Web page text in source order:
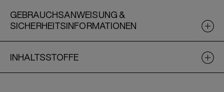
GEBRAUCHSANWEISUNG &
SICHERHEITSINFORMATIONEN
INHALTSSTOFFE